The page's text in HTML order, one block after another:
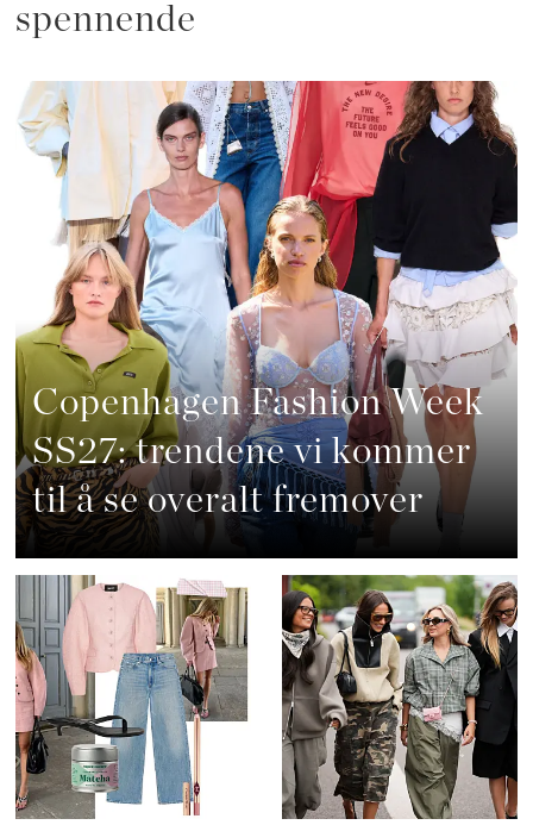
spennende
Copenhagen Fashion Week
SS27: trendene vi kommer
til å se overalt fremover